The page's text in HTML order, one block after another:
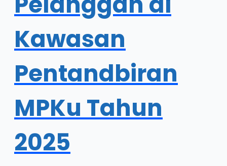
Kawasan
Pentandbiran
MPKu Tahun
2025